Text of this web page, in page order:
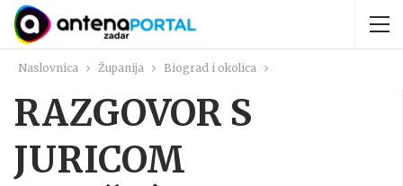
Naslovnica Županija Biograd i okolica
RAZGOVOR S
JURICOM